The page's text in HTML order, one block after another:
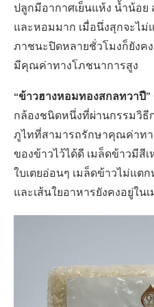
ปลูกมีอากาศเย็นแห้ง น้ำน้อย
และหอมมาก เมื่อนึ่งสุกจะไม่
ภาชนะปิดหลายชั่วโมงก็ยังค
มีคุณค่าทางโภชนาการสูง
“ข้าวฮางหอมทองสกลทวาปี”
กล้องชนิดหนึ่งที่ผ่านกรรมวิ
ภูไทที่สามารถรักษาคุณค่าท
ของข้าวไว้ได้ดี เมล็ดข้าวมีสี
ใบเตยอ่อนๆ เมล็ดข้าวไม่แต
และเส้นใยอาหารยังคงอยู่ใน